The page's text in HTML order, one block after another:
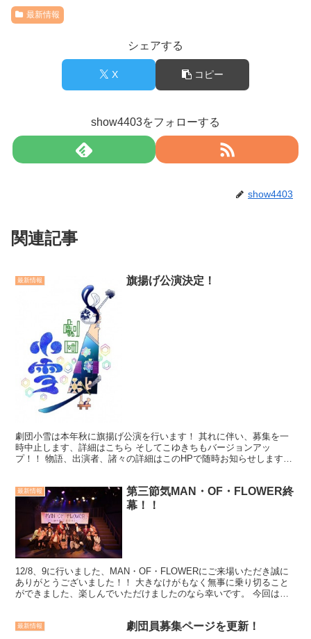
最新情報
シェアする
X コピー
show4403をフォローする
show4403
関連記事
最新情報 旗揚げ公演決定！
劇団小雪は本年秋に旗揚げ公演を行います！ 其れに伴い、募集を一
時中止します、詳細はこちら そしてこゆきちもバージョンアッ
プ！！ 物語、出演者、諸々の詳細はこのHPで随時お知らせします！
最新情報
第三節気MAN・OF・FLOWER終
幕！！
12/8、9に行いました、MAN・OF・FLOWERにご来場いただき誠に
ありがとうございました！！ 大きなけがもなく無事に乗り切ること
ができました、楽しんでいただけましたのなら幸いです。 今回はア
最新情報 劇団員募集ページを更新！